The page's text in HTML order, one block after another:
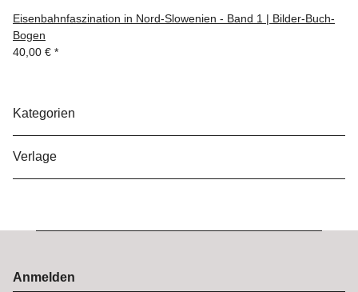
Eisenbahnfaszination in Nord-Slowenien - Band 1 | Bilder-Buch-
Bogen
40,00 € *
Kategorien
Verlage
Anmelden